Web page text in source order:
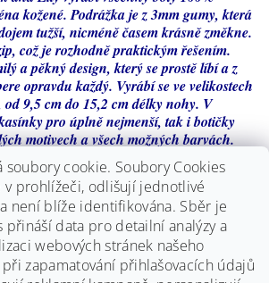
kožené. Podrážka je z 3mm gumy, která
tužší, nicméně časem krásně změkne.
což je rozhodně praktickým řešením.
a pěkný design, který se prostě líbí a z
opravdu každý. Vyrábí se ve velikostech
od 9,5 cm do 15,2 cm délky nohy. V
pro úplně nejmenší, tak i botičky
motivech a všech možných barvách.
i zimní zateplené modely bot, které jsou
antialergenním kožíškem, takže udrží
v úžasných krabičkách, takže jsou
až širší nohu, dají se dobře
soubory cookie. Soubory Cookies
prohlížeči, odlišují jednotlivé
není blíže identifikována. Sběr je
přináší data pro detailní analýzy a
webových stránek našeho
zapamatování přihlašovacích údajů